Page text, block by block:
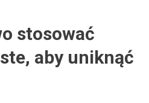
stosować
aby uniknąć